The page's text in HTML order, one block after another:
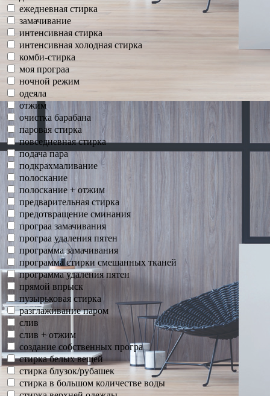
ежедневная стирка
замачивание
интенсивная стирка
интенсивная холодная стирка
комби-стирка
моя програа
ночной режим
одеяла
отжим
очистка барабана
паровая стирка
повседневная стирка
подача пара
подкрахмаливание
полоскание
полоскание + отжим
предварительная стирка
предотвращение сминания
програа замачивания
програа удаления пятен
программа замачивания
программа стирки смешанных тканей
программа удаления пятен
прямой впрыск
пузырьковая стирка
разглаживание паром
слив
слив + отжим
создание собственных програ
стирка белых вещей
стирка блузок/рубашек
стирка в большом количестве воды